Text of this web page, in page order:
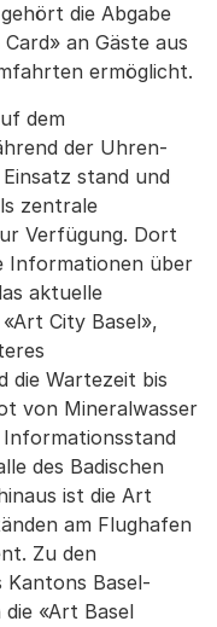
die Abgabe
an Gäste aus
ermöglicht.
dem
der Uhren-
stand und
zentrale
Verfügung. Dort
Informationen über
aktuelle
City Basel»,
die Wartezeit bis
von Mineralwasser
des Badischen
ist die Art
am Flughafen
Zu den
Kantons Basel-
«Art Basel